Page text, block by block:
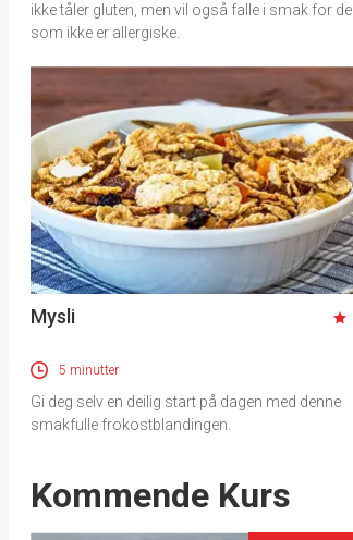
ikke tåler gluten, men vil også falle i smak for de
som ikke er allergiske.
Mysli
5 minutter
Gi deg selv en deilig start på dagen med denne
smakfulle frokostblandingen.
Events
Kommende Kurs